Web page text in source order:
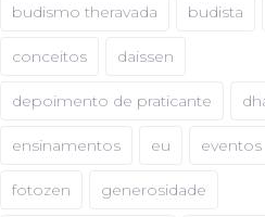
budismo theravada budista
conceitos daissen
depoimento de praticante
ensinamentos eu eventos
fotozen generosidade